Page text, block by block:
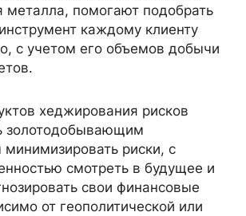
металла, помогают подобрать
каждому клиенту
с учетом его объемов добычи
хеджирования рисков
золотодобывающим
риски, с
смотреть в будущее и
свои финансовые
от геополитической или